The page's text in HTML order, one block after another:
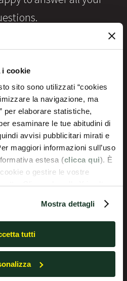
i cookie
sito sono utilizzati “cookies
la navigazione, ma
per elaborare statistiche,
esaminare le tue abitudini di
avvisi pubblicitari mirati e
maggiori informazioni sull’uso
estesa (clicca qui). È
o gestire le vostre
Cliccando sulla X in alto a
non consentono l’utilizzo di
diversi dai tecnici.
Mostra dettagli
tutti